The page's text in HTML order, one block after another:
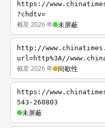
https://
?chdtv=
截至 2026 年 未屏蔽
http://
url=http%3A//
截至 2026 年 间歇性
https://
543-260803
未屏蔽